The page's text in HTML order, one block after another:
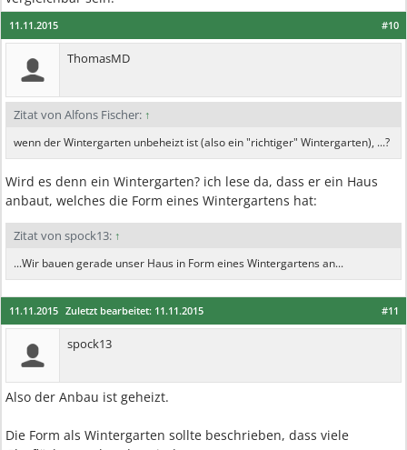
#10
11.11.2015
ThomasMD
Zitat von Alfons Fischer: ↑
wenn der Wintergarten unbeheizt ist (also ein "richtiger" Wintergarten), ...?
Wird es denn ein Wintergarten? ich lese da, dass er ein Haus
anbaut, welches die Form eines Wintergartens hat:
Zitat von spock13: ↑
...Wir bauen gerade unser Haus in Form eines Wintergartens an...
#11
11.11.2015 Zuletzt bearbeitet: 11.11.2015
spock13
Also der Anbau ist geheizt.
Die Form als Wintergarten sollte beschrieben, dass viele